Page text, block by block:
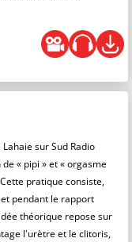
sur Sud Radio
« pipi » et « orgasme
pratique consiste,
pendant le rapport
théorique repose sur
l'urètre et le clitoris,